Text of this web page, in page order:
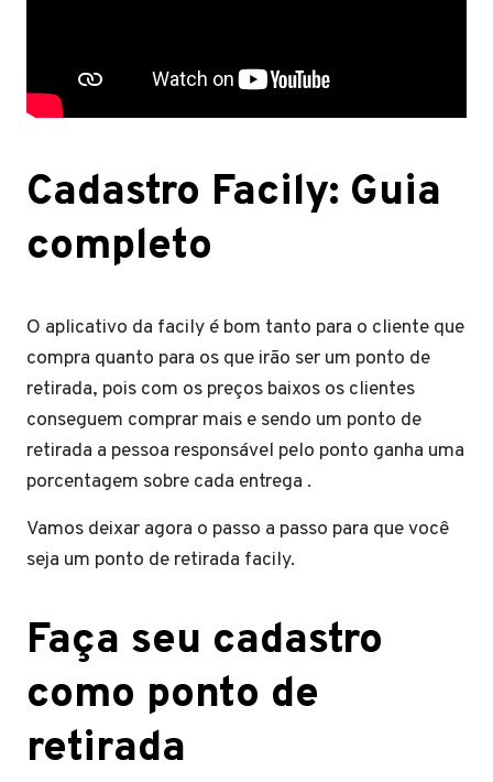
Cadastro Facily: Guia
completo
O aplicativo da facily é bom tanto para o cliente que
compra quanto para os que irão ser um ponto de
retirada, pois com os preços baixos os clientes
conseguem comprar mais e sendo um ponto de
retirada a pessoa responsável pelo ponto ganha uma
porcentagem sobre cada entrega .
Vamos deixar agora o passo a passo para que você
seja um ponto de retirada facily.
Faça seu cadastro
como ponto de
retirada